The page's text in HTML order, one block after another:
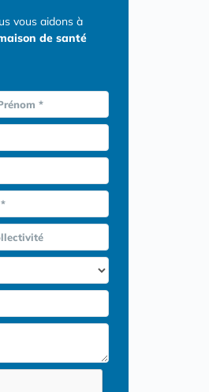
vous aidons à
de santé
*